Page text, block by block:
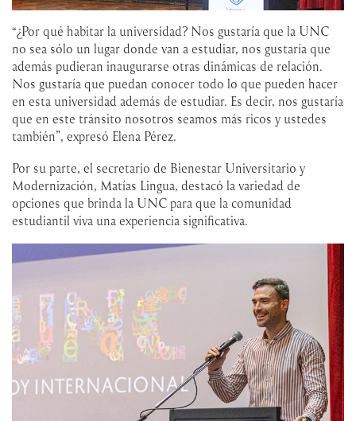
“¿Por qué habitar la universidad? Nos gustaría que la UNC
no sea sólo un lugar donde van a estudiar, nos gustaría que
además pudieran inaugurarse otras dinámicas de relación.
Nos gustaría que puedan conocer todo lo que pueden hacer
en esta universidad además de estudiar. Es decir, nos gustaría
que en este tránsito nosotros seamos más ricos y ustedes
también”, expresó Elena Pérez.
Por su parte, el secretario de Bienestar Universitario y
Modernización, Matías Lingua, destacó la variedad de
opciones que brinda la UNC para que la comunidad
estudiantil viva una experiencia significativa.